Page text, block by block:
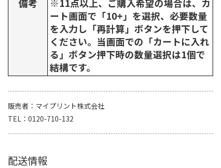
備考
※11点以上、ご購入希望の場合は、カ
ート画面で「10+」を選択、必要数量
を入力し「再計算」ボタンを押下して
ください。当画面での「カートに入れ
る」ボタン押下時の数量選択は1個で
結構です。
販売者
マイプリント株式会社
TEL
0120-710-132
配送情報